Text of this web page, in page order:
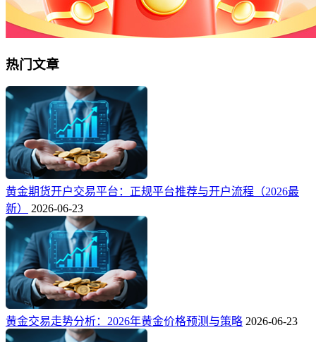
热门文章
黄金期货开户交易平台：正规平台推荐与开户流程（2026最
新）
2026-06-23
黄金交易走势分析：2026年黄金价格预测与策略 2026-06-23